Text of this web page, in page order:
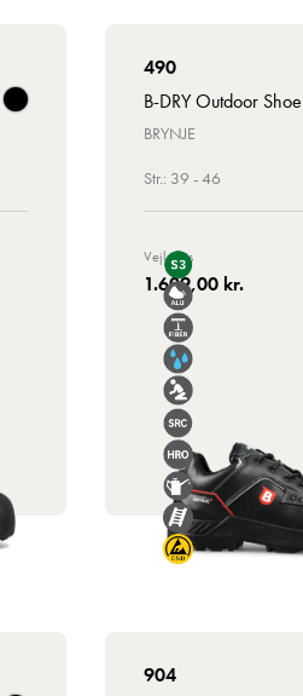
490
B-DRY Outdoor Shoe
BRYNJE
Str.: 39 - 46
Vejl. Pris
1.609,00 kr.
904